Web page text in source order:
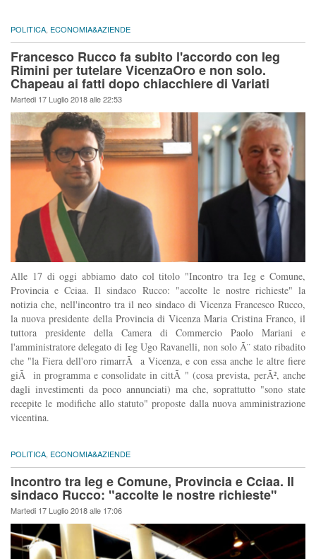
POLITICA ECONOMIA&AZIENDE
Francesco Rucco fa subito l'accordo con Ieg
Rimini per tutelare VicenzaOro e non solo.
Chapeau ai fatti dopo chiacchiere di Variati
Martedi 17 Luglio 2018 alle 22:53
Alle 17 di oggi abbiamo dato col titolo "Incontro tra Ieg e Comune,
Provincia e Cciaa. Il sindaco Rucco: "accolte le nostre richieste" la
notizia che, nell'incontro tra il neo sindaco di Vicenza Francesco Rucco,
la nuova presidente della Provincia di Vicenza Maria Cristina Franco, il
tuttora presidente della Camera di Commercio Paolo Mariani e
l'amministratore delegato di Ieg Ugo Ravanelli, non solo Ã¨ stato ribadito
che "la Fiera dell'oro rimarrÃ a Vicenza, e con essa anche le altre fiere
giÃ in programma e consolidate in cittÃ " (cosa prevista, perÃ², anche
dagli investimenti da poco annunciati) ma che, soprattutto "sono state
recepite le modifiche allo statuto" proposte dalla nuova amministrazione
vicentina.
POLITICA ECONOMIA&AZIENDE
Incontro tra Ieg e Comune, Provincia e Cciaa. Il
sindaco Rucco: "accolte le nostre richieste"
Martedi 17 Luglio 2018 alle 17:06